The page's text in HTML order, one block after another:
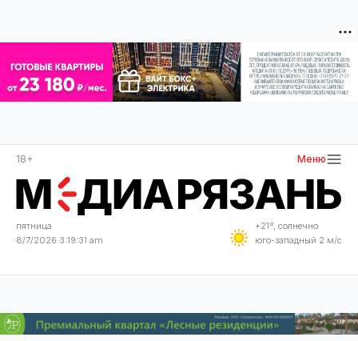
18+ Меню
пятница
8/7/2026 3:19:32 am
+21°, солнечно
юго-западный 2 м/с